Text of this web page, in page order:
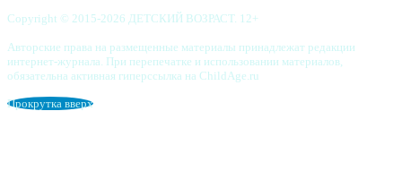
Copyright © 2015-2026 ДЕТСКИЙ ВОЗРАСТ. 12+
Авторские права на размещенные материалы принадлежат редакции
интернет-журнала. При перепечатке и использовании материалов,
обязательна активная гиперссылка на ChildAge.ru
Прокрутка вверх